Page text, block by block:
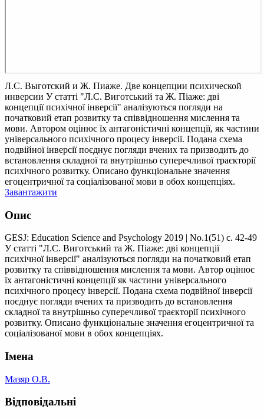
Л.С. Выготский и Ж. Пиаже. Две концепции психической
инверсии У статті "Л.С. Виготський та Ж. Піаже: дві
концепції психічної інверсії" аналізуються погляди на
початковий етап розвитку та співвідношення мислення та
мови. Автором оцінює їх антагоністичні концепції, як частини
універсального психічного процесу інверсії. Подана схема
подвійної інверсії поєднує погляди вчених та призводить до
встановлення складної та внутрішньо суперечливої ​​траєкторії
психічного розвитку. Описано функціональне значення
егоцентричної та соціалізованої мови в обох концепціях.
Завантажити
Опис
GESJ: Education Science and Psychology 2019 | No.1(51) с. 42-49
У статті "Л.С. Виготський та Ж. Піаже: дві концепції
психічної інверсії" аналізуються погляди на початковий етап
розвитку та співвідношення мислення та мови. Автор оцінює
їх антагоністичні концепції як частини універсального
психічного процесу інверсії. Подана схема подвійної інверсії
поєднує погляди вчених та призводить до встановлення
складної та внутрішньо суперечливої ​​траєкторії психічного
розвитку. Описано функціональне значення егоцентричної та
соціалізованої мови в обох концепціях.
Імена
Мазяр О.В.
Відповідальні